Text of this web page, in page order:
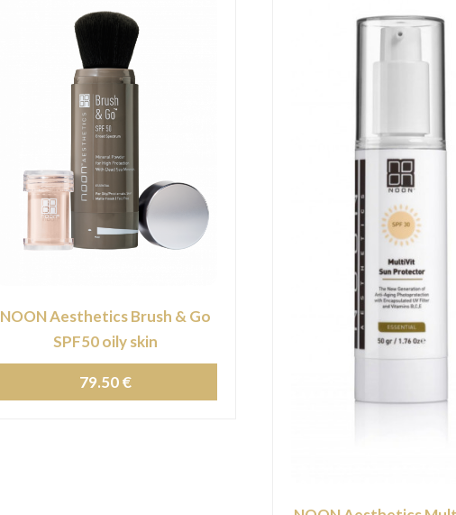
NOON Aesthetics Brush & Go
SPF50 oily skin
79.50 €